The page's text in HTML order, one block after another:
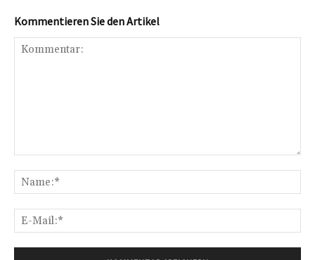
Kommentieren Sie den Artikel